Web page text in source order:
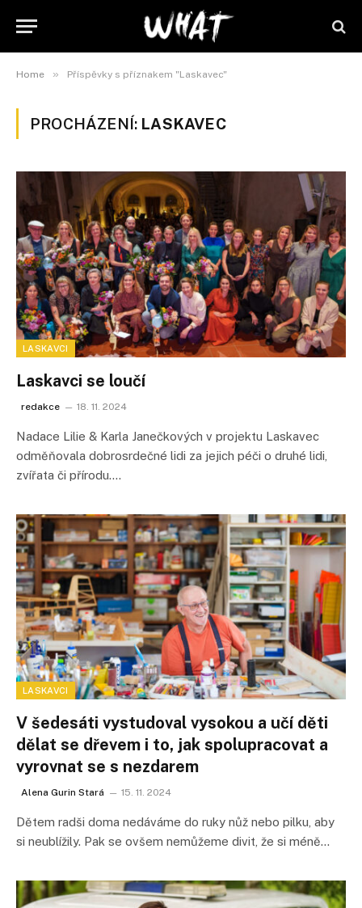
Home » Příspěvky s příznakem "Laskavec"
PROCHÁZENÍ: LASKAVEC
LASKAVCI
Laskavci se loučí
redakce 18. 11. 2024
Nadace Lilie & Karla Janečkových v projektu Laskavec
odměňovala dobrosrdečné lidi za jejich péči o druhé lidi,
zvířata či přírodu.…
LASKAVCI
V šedesáti vystudoval vysokou a učí děti
dělat se dřevem i to, jak spolupracovat a
vyrovnat se s nezdarem
Alena Gurin Stará 15. 11. 2024
Dětem radši doma nedáváme do ruky nůž nebo pilku, aby
si neublížily. Pak se ovšem nemůžeme divit, že si méně…